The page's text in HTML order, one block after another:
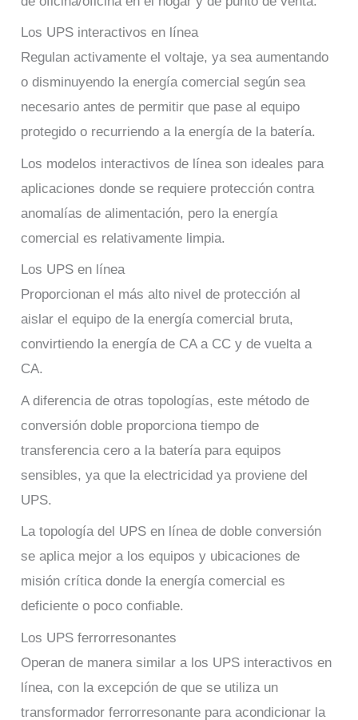
Los UPS interactivos en línea
Regulan activamente el voltaje, ya sea aumentando
o disminuyendo la energía comercial según sea
necesario antes de permitir que pase al equipo
protegido o recurriendo a la energía de la batería.
Los modelos interactivos de línea son ideales para
aplicaciones donde se requiere protección contra
anomalías de alimentación, pero la energía
comercial es relativamente limpia.
Los UPS en línea
Proporcionan el más alto nivel de protección al
aislar el equipo de la energía comercial bruta,
convirtiendo la energía de CA a CC y de vuelta a
CA.
A diferencia de otras topologías, este método de
conversión doble proporciona tiempo de
transferencia cero a la batería para equipos
sensibles, ya que la electricidad ya proviene del
UPS.
La topología del UPS en línea de doble conversión
se aplica mejor a los equipos y ubicaciones de
misión crítica donde la energía comercial es
deficiente o poco confiable.
Los UPS ferrorresonantes
Operan de manera similar a los UPS interactivos en
línea, con la excepción de que se utiliza un
transformador ferrorresonante para acondicionar la